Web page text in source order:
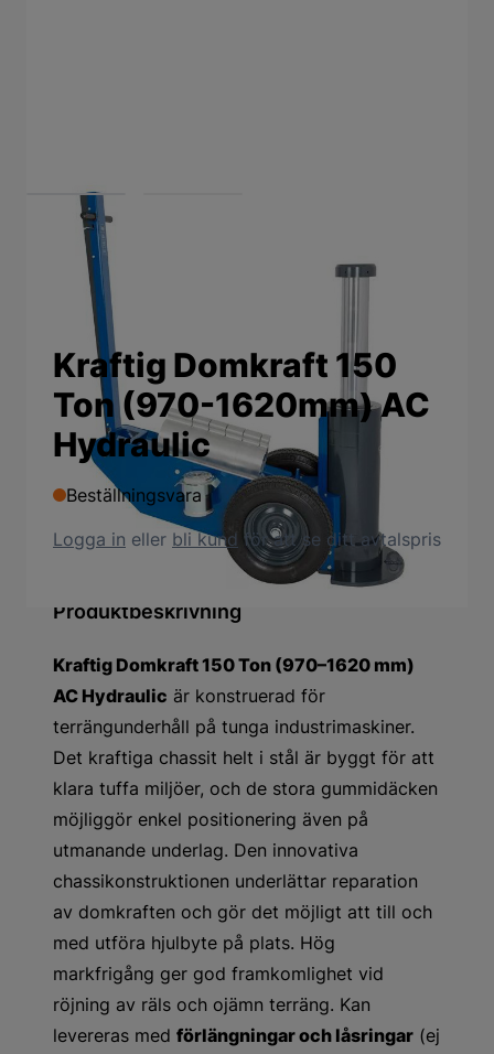
View larger image
Kraftig Domkraft 150
Ton (970-1620mm) AC
Hydraulic
Beställningsvara
Logga in eller bli kund för att se ditt avtalspris
Produktbeskrivning
Kraftig Domkraft 150 Ton (970–1620 mm)
AC Hydraulic är konstruerad för
terrängunderhåll på tunga industrimaskiner.
Det kraftiga chassit helt i stål är byggt för att
klara tuffa miljöer, och de stora gummidäcken
möjliggör enkel positionering även på
utmanande underlag. Den innovativa
chassikonstruktionen underlättar reparation
av domkraften och gör det möjligt att till och
med utföra hjulbyte på plats. Hög
markfrigång ger god framkomlighet vid
röjning av räls och ojämn terräng. Kan
levereras med förlängningar och låsringar (ej